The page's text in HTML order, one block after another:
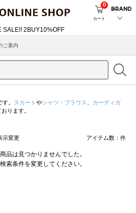
カート
0
BRAND
ご案内
。 スカート やシャツ・ブラウス
カーディガ
ります。
示変更 アイテム数： 件
品は見つかりませんでした。
索条件を変更してください。